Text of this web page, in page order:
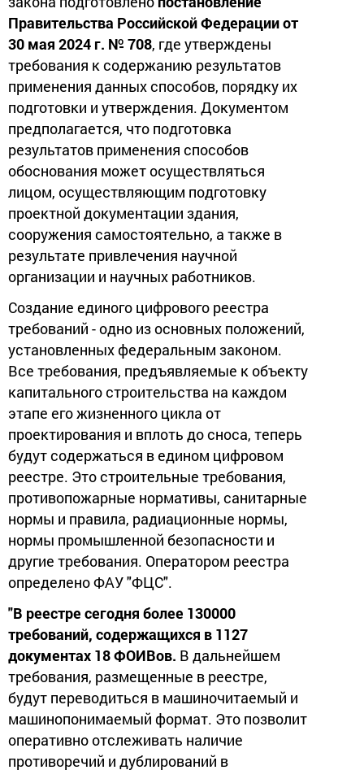
Правительства Российской Федерации от
30 мая 2024 г. № 708, где утверждены
требования к содержанию результатов
применения данных способов, порядку их
подготовки и утверждения. Документом
предполагается, что подготовка
результатов применения способов
обоснования может осуществляться
лицом, осуществляющим подготовку
проектной документации здания,
сооружения самостоятельно, а также в
результате привлечения научной
организации и научных работников.
Создание единого цифрового реестра
требований - одно из основных положений,
установленных федеральным законом.
Все требования, предъявляемые к объекту
капитального строительства на каждом
этапе его жизненного цикла от
проектирования и вплоть до сноса, теперь
будут содержаться в едином цифровом
реестре. Это строительные требования,
противопожарные нормативы, санитарные
нормы и правила, радиационные нормы,
нормы промышленной безопасности и
другие требования. Оператором реестра
определено ФАУ "ФЦС".
"В реестре сегодня более 130000
требований, содержащихся в 1127
документах 18 ФОИВов. В дальнейшем
требования, размещенные в реестре,
будут переводиться в машиночитаемый и
машинопонимаемый формат. Это позволит
оперативно отслеживать наличие
противоречий и дублирований в